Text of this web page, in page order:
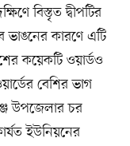
বিস্তৃত দ্বীপটির
কারণে এটি
কয়েকটি ওয়ার্ডও
বেশির ভাগ
উপজেলার চর
ইউনিয়নের